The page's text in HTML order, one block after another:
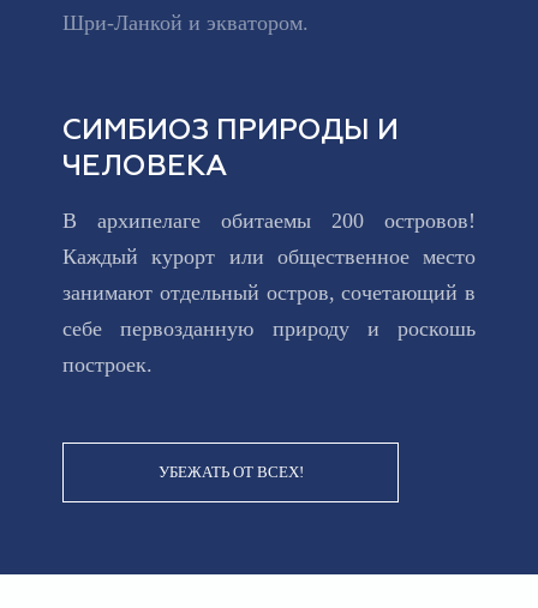
Шри-Ланкой и экватором.
СИМБИОЗ ПРИРОДЫ И
ЧЕЛОВЕКА
В архипелаге обитаемы 200 островов!
Каждый курорт или общественное место
занимают отдельный остров, сочетающий в
себе первозданную природу и роскошь
построек.
УБЕЖАТЬ ОТ ВСЕХ!